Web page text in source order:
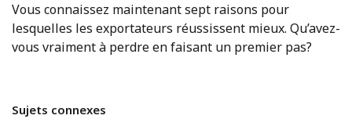
Vous connaissez maintenant sept raisons pour
lesquelles les exportateurs réussissent mieux. Qu’avez-
vous vraiment à perdre en faisant un premier pas?
Sujets connexes